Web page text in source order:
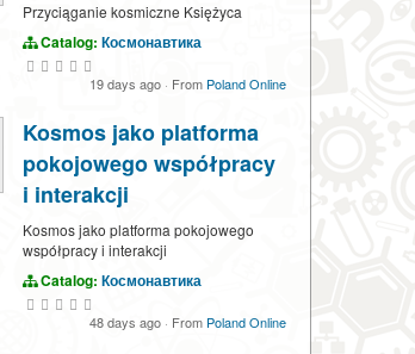
Przyciąganie kosmiczne Księżyca
Catalog: Космонавтика
19 days ago · From Poland Online
Kosmos jako platforma
pokojowego współpracy
i interakcji
Kosmos jako platforma pokojowego
współpracy i interakcji
Catalog: Космонавтика
48 days ago · From Poland Online